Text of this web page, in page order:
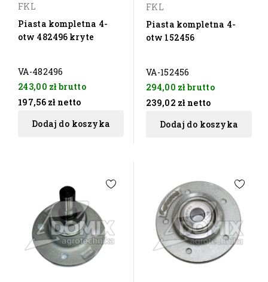
FKL
Piasta kompletna 4-
otw 482496 kryte
VA-482496
243,00 złbrutto
197,56 zł netto
Dodaj do koszyka
FKL
Piasta kompletna 4-
otw 152456
VA-152456
294,00 złbrutto
239,02 zł netto
Dodaj do koszyka